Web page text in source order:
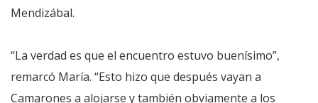
Mendizábal.
“La verdad es que el encuentro estuvo buenísimo”,
remarcó María. “Esto hizo que después vayan a
Camarones a alojarse y también obviamente a los